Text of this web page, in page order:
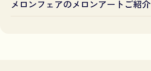
メロンフェアのメロンアートご紹介